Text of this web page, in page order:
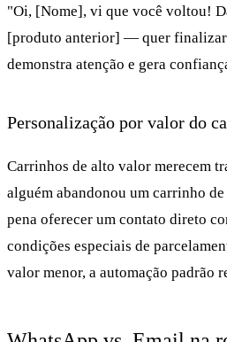
"Oi, [Nome], vi que você voltou!
[produto anterior] — quer
demonstra atenção e gera
Personalização por valor do
Carrinhos de alto valor merecem
alguém abandonou um carrinho
pena oferecer um contato direto
condições especiais de
valor menor, a automação padrão